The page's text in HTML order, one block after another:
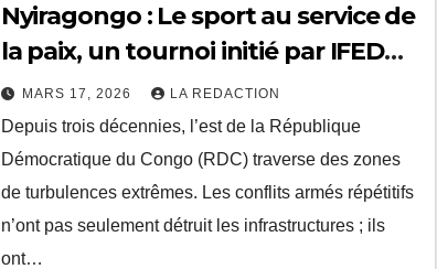
Nyiragongo : Le sport au service de
la paix, un tournoi initié par IFEDD
pour briser les barrières de la haine
MARS 17, 2026 LA REDACTION
Depuis trois décennies, l’est de la République
Démocratique du Congo (RDC) traverse des zones
de turbulences extrêmes. Les conflits armés répétitifs
n’ont pas seulement détruit les infrastructures ; ils
ont…